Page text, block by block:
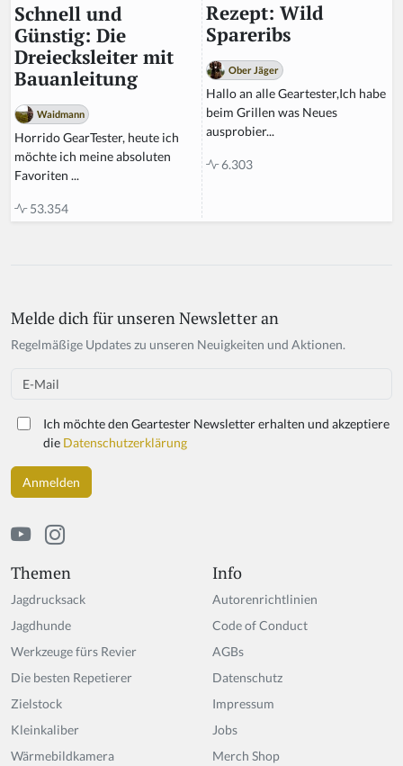
Schnell und
Günstig: Die
Dreiecksleiter mit
Bauanleitung
Waidmann
Horrido GearTester, heute ich
möchte ich meine absoluten
Favoriten ...
53.354
Rezept: Wild
Spareribs
Ober Jäger
Hallo an alle Geartester,Ich habe
beim Grillen was Neues
ausprobier...
6.303
Themen
Jagdrucksack
Jagdhunde
Werkzeuge fürs Revier
Die besten Repetierer
Zielstock
Kleinkaliber
Wärmebildkamera
Info
Autorenrichtlinien
Code of Conduct
AGBs
Datenschutz
Impressum
Jobs
Merch Shop
Melde dich für unseren Newsletter an
Regelmäßige Updates zu unseren Neuigkeiten und Aktionen.
Email
Ich möchte den Geartester Newsletter erhalten und akzeptiere
die Datenschutzerklärung